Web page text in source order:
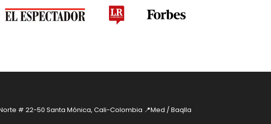
# 22-50 Santa Mónica, Cali-Colombia 📍Med / Baqlla